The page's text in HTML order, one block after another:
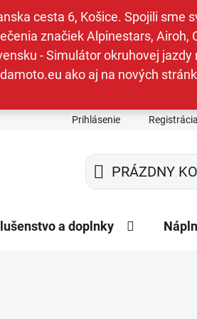
cesta 6, Košice. Spojili sme
značiek Alpinestars, Airoh,
- Simulátor okruhovej jazdy
ako aj na nových
Prihlásenie Registrácia
NÁKUPNÝ
KOŠÍK
PRÁZDNY
a doplnky